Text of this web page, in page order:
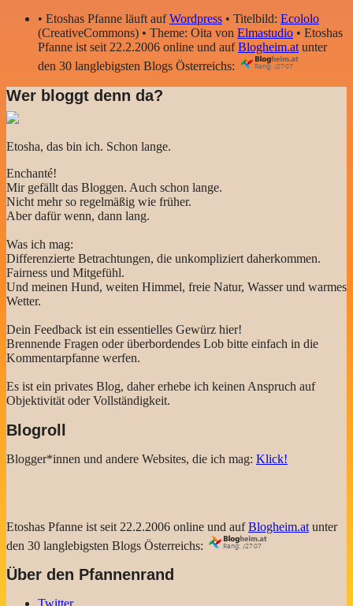
• Etoshas Pfanne läuft aufWordpress • Titelbild: Ecololo
(CreativeCommons) • Theme: Oita von Elmastudio • Etoshas
Pfanne ist seit 22.2.2006 online und aufBlogheim.atunter
den 30 langlebigsten Blogs Österreichs:
Wer bloggt denn da?
Etosha, das bin ich. Schon lange.
Enchanté!
Mir gefällt das Bloggen. Auch schon lange.
Nicht mehr so regelmäßig wie früher.
Aber dafür wenn, dann lang.
Was ich mag:
Differenzierte Betrachtungen, die unkompliziert daherkommen.
Fairness und Mitgefühl.
Und meinen Hund, weiten Himmel, freie Natur, Wasser und warmes
Wetter.
Dein Feedback ist ein essentielles Gewürz hier!
Brennende Fragen oder überbordendes Lob bitte einfach in die
Kommentarpfanne werfen.
Es ist ein privates Blog, daher erhebe ich keinen Anspruch auf
Objektivität oder Vollständigkeit.
Blogroll
Blogger*innen und andere Websites, die ich mag: Klick!
Etoshas Pfanne ist seit 22.2.2006 online und aufBlogheim.at unter
den 30 langlebigsten Blogs Österreichs:
Über den Pfannenrand